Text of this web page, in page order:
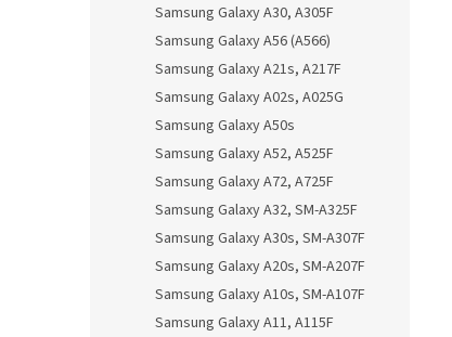
Samsung Galaxy A30, A305F
Samsung Galaxy A56 (A566)
Samsung Galaxy A21s, A217F
Samsung Galaxy A02s, A025G
Samsung Galaxy A50s
Samsung Galaxy A52, A525F
Samsung Galaxy A72, A725F
Samsung Galaxy A32, SM-A325F
Samsung Galaxy A30s, SM-A307F
Samsung Galaxy A20s, SM-A207F
Samsung Galaxy A10s, SM-A107F
Samsung Galaxy A11, A115F